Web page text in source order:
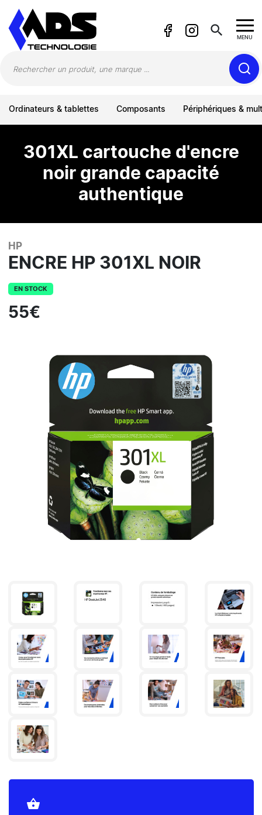
search MENU
Ordinateurs & tablettes Composants Périphériques &
301XL cartouche d'encre
noir grande capacité
authentique
HP
ENCRE HP 301XL NOIR
EN STOCK
55€
shopping_basket